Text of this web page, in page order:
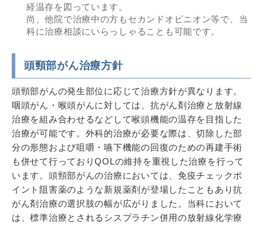
経温存を図っています。
尚、他院で治療中の方もセカンドオピニオン等で、当
科に治療相談にいらっしゃることも可能です。
頭頸部がん治療方針
頭頸部がんの発生部位に応じて治療方針が異なります。
咽頭がん・喉頭がんに対しては、抗がん剤治療と放射線
治療を組み合わせるなどして喉頭機能の温存を目指した
治療が可能です。外科的治療が必要な際は、切除した部
分の形態および咀嚼・嚥下機能の回復のための再建手術
も併せて行っておりQOLの維持を重視した治療を行って
います。頭頸部がんの治療においては、免疫チェックポ
イント阻害薬のような新規薬剤が登場したこともあり抗
がん剤治療の選択肢の幅が広がりました。当科において
は、標準治療とされるシスプラチン併用の放射線化学療